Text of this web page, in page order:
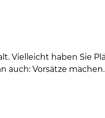
Vielleicht haben Sie
auch: Vorsätze